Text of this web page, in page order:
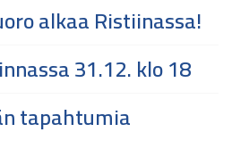
alkaa Ristiinassa!
31.12. klo 18
tapahtumia